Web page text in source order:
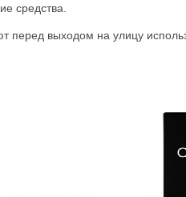
средства.
выходом на улицу